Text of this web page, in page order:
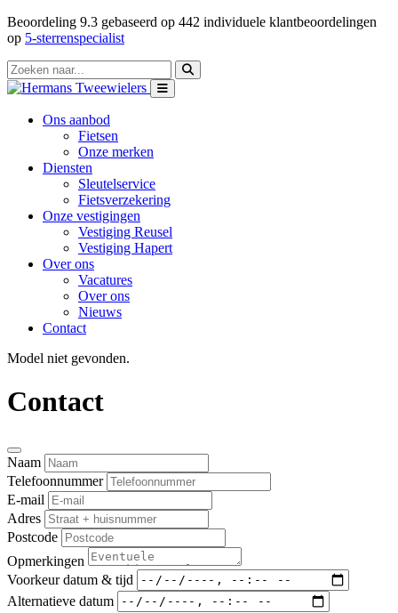
Beoordeling 9.3 gebaseerd op 442 individuele klantbeoordelingen
op 5-sterrenspecialist
Ons aanbod
Fietsen
Onze merken
Diensten
Sleutelservice
Fietsverzekering
Onze vestigingen
Vestiging Reusel
Vestiging Hapert
Over ons
Vacatures
Over ons
Nieuws
Contact
Model niet gevonden.
Contact
Naam
Telefoonnummer
E-mail
Adres
Postcode
Opmerkingen
Voorkeur datum & tijd
Alternatieve datum